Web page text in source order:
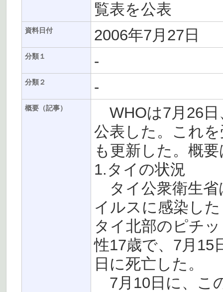
覧表を公表
資料日付 2006年7月27日
分類１ -
分類２ -
概要（記事）
WHOは7月26日
公表した。これ
も更新した。概
1.タイの状況
タイ公衆衛生省
イルスに感染し
タイ北部のピチ
性17歳で、7月15
日に死亡した。
7月10日に、こ